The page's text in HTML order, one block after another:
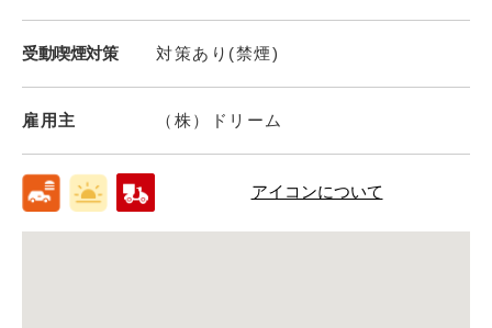
受動喫煙対策 対策あり(禁煙)
雇用主 （株）ドリーム
アイコンについて